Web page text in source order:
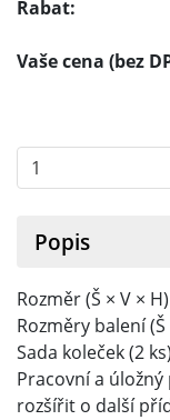
Rabat:
Vaše cena (bez
Popis
Rozměr (Š × V ×
Rozměry balení
Sada koleček (2
Pracovní a
rozšířit o další